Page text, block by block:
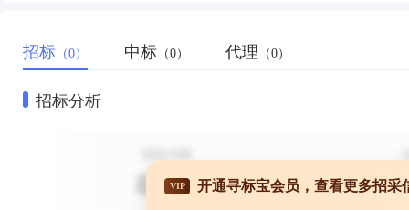
招标 （0） 中标 （0） 代理 （0）
招标分析
VIP 开通寻标宝会员，查看更多招采